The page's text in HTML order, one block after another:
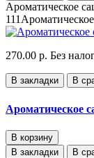
Ароматическое
270.00 р. Без
В закладки В
Ароматическое
В корзину
В закладки
В